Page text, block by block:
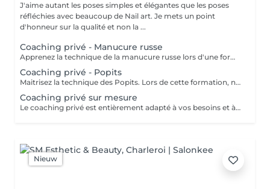
J'aime autant les poses simples et élégantes que les poses
réfléchies avec beaucoup de Nail art. Je mets un point
d'honneur sur la qualité et non la ...
Coaching privé - Manucure russe
Apprenez la technique de la manucure russe lors d'une formation privée. Vous découvrirez les gestes précis, le protocole complet, le choix et l'utilisation des embouts, le travail sécurisé de la cutilcule ainsi que les bonnes pratiques pour obtenir une préparation impeccable. Cette formation est adaptée à tous. Programme : Théorie complète de l'ongle et des embouts - explication du protocole et démonstration - application pratique de l'élève- photos Obtention d'un certificat
Coaching privé - Popits
Maitrisez la technique des Popits. Lors de cette formation, nous ferons un récapitulatif sur la manucure russe, ensuite vous apprendrez à réaliser des rallongements respectant l'architecture de l'ongle, solides et parfaitement structurés. Programme : théorie sur les différentes morphologies de l'ongle - préparation de l'ongle naturel - choix et adaptation des popits selon la morphologie de l'ongle - construction, mise en forme - Prise de photos - Obtention d'un certificat
Coaching privé sur mesure
Le coaching privé est entièrement adapté à vos besoins et à vos objectifs. Ensemble, nous analyserons votre technique afin d'identifier vos points forts et les axes d'amélioration. Nous pouvons voir ensemble différentes techniques de nail art, comment réaliser une french reverse, ou toute autre technique/prestation que vous souhaiteriez améliorer. Programme : à prévoir avec l'élève
Nieuw